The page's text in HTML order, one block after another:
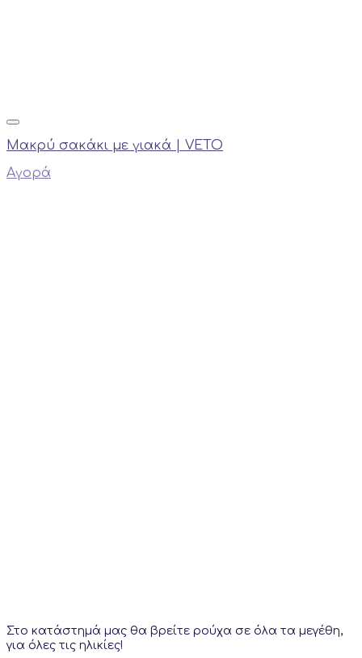
Μακρύ σακάκι με γιακά | VETO
Αγορά
Στο κατάστημά μας θα βρείτε ρούχα σε όλα τα μεγέθη,
για όλες τις ηλικίες!